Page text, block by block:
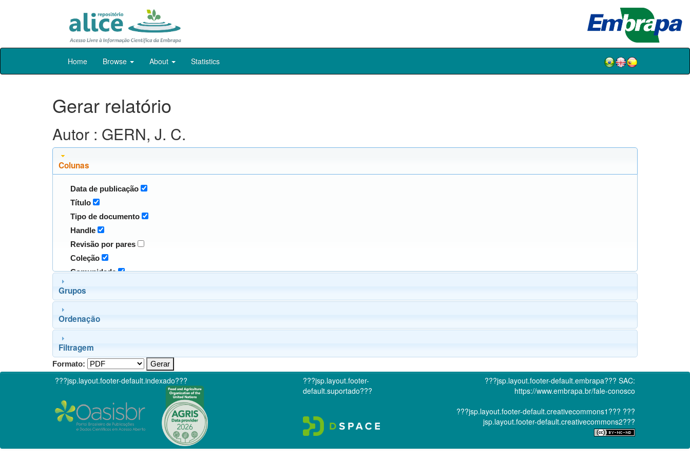
Skip
Home Browse About Statistics
Gerar relatório
Autor : GERN, J. C.
Colunas
Data de publicação
Título
Tipo de documento
Handle
Revisão por pares
Coleção
Comunidade
Grupos
Ordenação
Filtragem
Formato:
???jsp.layout.footer-default.indexado???
???jsp.layout.footer-
default.suportado???
???jsp.layout.footer-default.embrapa??? SAC:
https://www.embrapa.br/fale-conosco
???jsp.layout.footer-default.creativecommons1??? ???
jsp.layout.footer-default.creativecommons2???